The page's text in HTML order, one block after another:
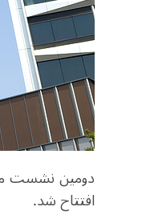
افتتاح شد.